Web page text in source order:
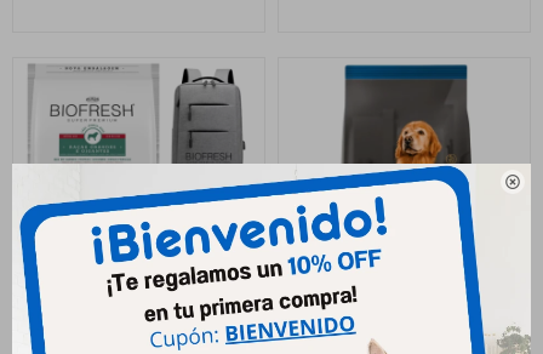

Biofresh Senior Razas
Pro Plan Active Mind (senior)